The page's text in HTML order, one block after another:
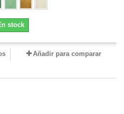
stock
Añadir para comparar